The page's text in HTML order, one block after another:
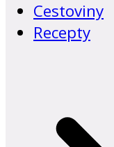
Cestoviny
Recepty